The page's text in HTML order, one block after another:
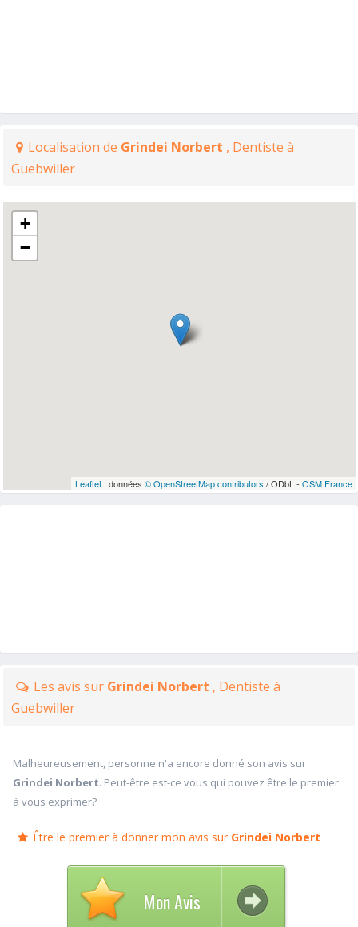
Localisation de Grindei Norbert , Dentiste à
Guebwiller
+
−
Leaflet| données © OpenStreetMap contributors / ODbL - OSM France
Les avis sur Grindei Norbert , Dentiste à
Guebwiller
Malheureusement, personne n'a encore donné son avis sur
Grindei Norbert. Peut-être est-ce vous qui pouvez être le premier
à vous exprimer?
Être le premier à donner mon avis sur Grindei Norbert
Mon Avis